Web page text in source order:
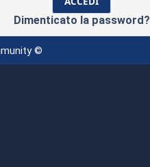
Dimenticato la password?
©